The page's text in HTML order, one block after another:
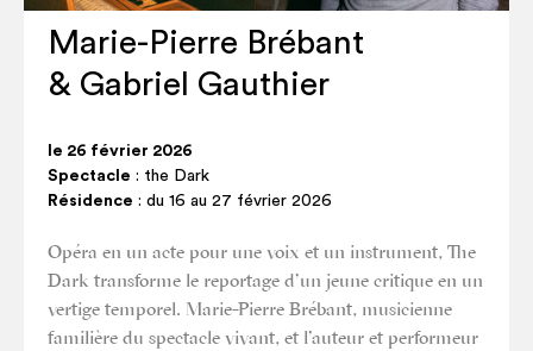
Marie-Pierre Brébant
& Gabriel Gauthier
le 26 février 2026
Spectacle : the Dark
Résidence : du 16 au 27 février 2026
Opé­ra en un acte pour une voix et un ins­tru­ment, The
Dark trans­forme le repor­tage d’un jeune cri­tique en un
ver­tige temporel. Marie-Pierre Bré­bant, musi­cienne
fami­lière du spec­tacle vivant, et l’auteur et per­for­meur